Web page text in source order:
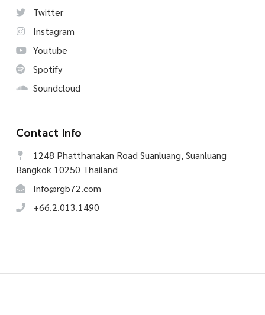
Twitter
Instagram
Youtube
Spotify
Soundcloud
Contact Info
1248 Phatthanakan Road Suanluang, Suanluang
Bangkok 10250 Thailand
Info@rgb72.com
+66.2.013.1490